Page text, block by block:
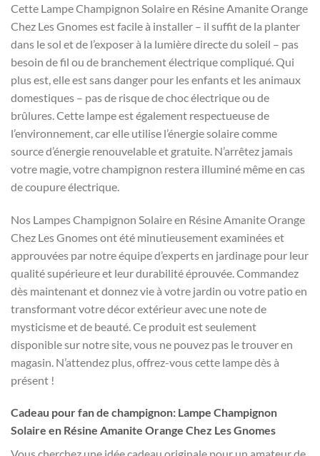
Cette Lampe Champignon Solaire en Résine Amanite Orange
Chez Les Gnomes est facile à installer – il suffit de la planter
dans le sol et de l’exposer à la lumière directe du soleil – pas
besoin de fil ou de branchement électrique compliqué. Qui
plus est, elle est sans danger pour les enfants et les animaux
domestiques – pas de risque de choc électrique ou de
brûlures. Cette lampe est également respectueuse de
l’environnement, car elle utilise l’énergie solaire comme
source d’énergie renouvelable et gratuite. N’arrêtez jamais
votre magie, votre champignon restera illuminé même en cas
de coupure électrique.
Nos Lampes Champignon Solaire en Résine Amanite Orange
Chez Les Gnomes ont été minutieusement examinées et
approuvées par notre équipe d’experts en jardinage pour leur
qualité supérieure et leur durabilité éprouvée. Commandez
dès maintenant et donnez vie à votre jardin ou votre patio en
transformant votre décor extérieur avec une note de
mysticisme et de beauté. Ce produit est seulement
disponible sur notre site, vous ne pouvez pas le trouver en
magasin. N’attendez plus, offrez-vous cette lampe dès à
présent !
Cadeau pour fan de champignon: Lampe Champignon
Solaire en Résine Amanite Orange Chez Les Gnomes